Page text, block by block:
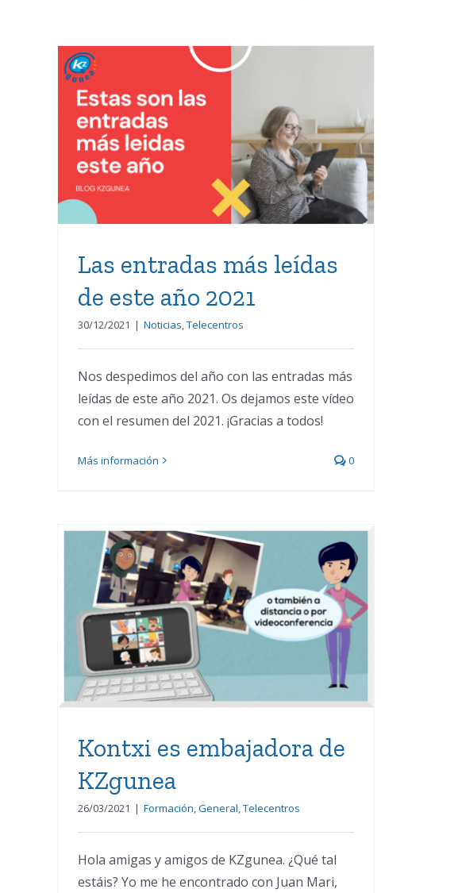
Las entradas más leídas de
este año 2021
Las entradas más leídas
de este año 2021
30/12/2021 | Noticias,Telecentros
Nos despedimos del año con las entradas más
leídas de este año 2021. Os dejamos este vídeo
con el resumen del 2021. ¡Gracias a todos!
Más información 0
Kontxi es embajadora de
KZgunea
Kontxi es embajadora de
KZgunea
26/03/2021 | Formación,General,Telecentros
Hola amigas y amigos de KZgunea. ¿Qué tal
estáis? Yo me he encontrado con Juan Mari,